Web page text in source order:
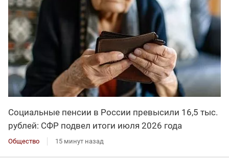
Социальные пенсии в России превысили 16,5 тыс.
рублей: СФР подвел итоги июля 2026 года
Общество 15 минут назад